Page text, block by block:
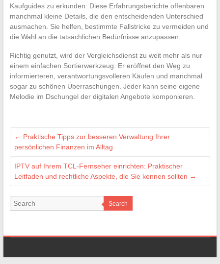
Kaufguides zu erkunden: Diese Erfahrungsberichte offenbaren
manchmal kleine Details, die den entscheidenden Unterschied
ausmachen. Sie helfen, bestimmte Fallstricke zu vermeiden und
die Wahl an die tatsächlichen Bedürfnisse anzupassen.
Richtig genutzt, wird der Vergleichsdienst zu weit mehr als nur
einem einfachen Sortierwerkzeug: Er eröffnet den Weg zu
informierteren, verantwortungsvolleren Käufen und manchmal
sogar zu schönen Überraschungen. Jeder kann seine eigene
Melodie im Dschungel der digitalen Angebote komponieren.
← Praktische Tipps zur besseren Verwaltung Ihrer
persönlichen Finanzen im Alltag
IPTV auf Ihrem TCL-Fernseher einrichten: Praktischer
Leitfaden und rechtliche Aspekte, die Sie kennen sollten →
Search